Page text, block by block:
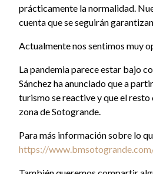
prácticamente la normalidad.
cuenta que se seguirán
Actualmente nos sentimos muy
La pandemia parece estar bajo
Sánchez ha anunciado que a
turismo se reactive y que el resto
zona de Sotogrande.
Para más información sobre lo
https://